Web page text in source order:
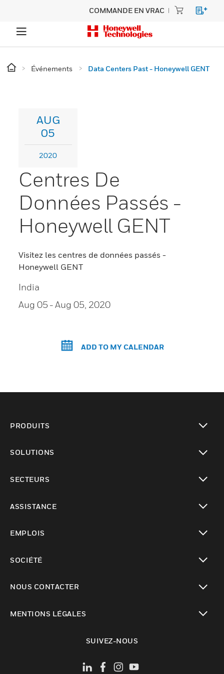
COMMANDE EN VRAC
Événements Data Centers Past - Honeywell GENT
AUG
05
2020
Centres De
Données Passés -
Honeywell GENT
Visitez les centres de données passés -
Honeywell GENT
India
Aug 05 - Aug 05, 2020
ADD TO MY CALENDAR
PRODUITS
SOLUTIONS
SECTEURS
ASSISTANCE
EMPLOIS
SOCIÉTÉ
NOUS CONTACTER
MENTIONS LÉGALES
SUIVEZ-NOUS